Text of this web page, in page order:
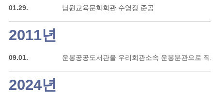
01.29. 남원교육문화회관 수영장 준공
2011년
09.01. 운봉공공도서관을 우리회관소속 운봉분관으로 직
2024년